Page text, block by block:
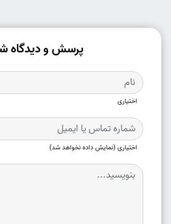
پرسش و دیدگاه
اختیاری
اختیاری (نمایش داده نخواهد شد)